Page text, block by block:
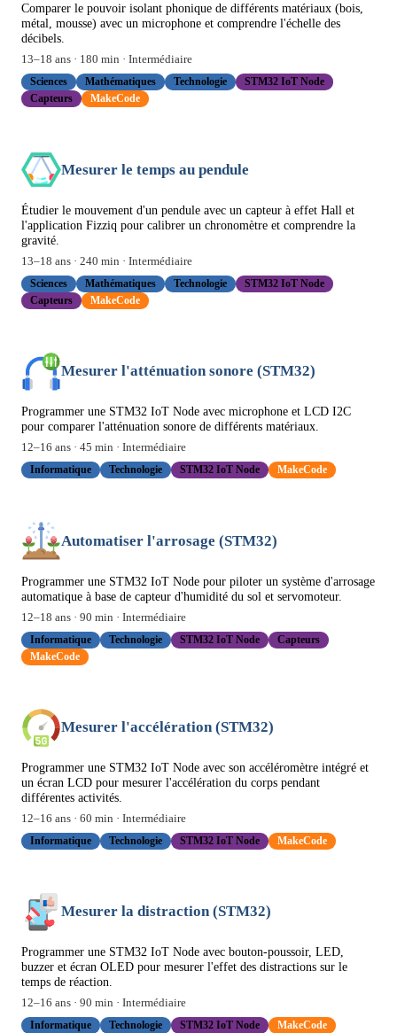
Comparer le pouvoir isolant phonique de différents matériaux (bois,
métal, mousse) avec un microphone et comprendre l'échelle des
décibels.
13–18 ans · 180 min · Intermédiaire
Sciences
Mathématiques Technologie
STM32 IoT Node
Capteurs
MakeCode
Mesurer le temps au pendule
Étudier le mouvement d'un pendule avec un capteur à effet Hall et
l'application Fizziq pour calibrer un chronomètre et comprendre la
gravité.
13–18 ans · 240 min · Intermédiaire
Sciences
Mathématiques Technologie
STM32 IoT Node
Capteurs
MakeCode
Mesurer l'atténuation sonore (STM32)
Programmer une STM32 IoT Node avec microphone et LCD I2C
pour comparer l'atténuation sonore de différents matériaux.
12–16 ans · 45 min · Intermédiaire
Informatique
Technologie STM32 IoT Node MakeCode
Automatiser l'arrosage (STM32)
Programmer une STM32 IoT Node pour piloter un système d'arrosage
automatique à base de capteur d'humidité du sol et servomoteur.
12–18 ans · 90 min · Intermédiaire
Informatique
Technologie STM32 IoT Node
Capteurs
MakeCode
Mesurer l'accélération (STM32)
Programmer une STM32 IoT Node avec son accéléromètre intégré et
un écran LCD pour mesurer l'accélération du corps pendant
différentes activités.
12–16 ans · 60 min · Intermédiaire
Informatique
Technologie STM32 IoT Node MakeCode
Mesurer la distraction (STM32)
Programmer une STM32 IoT Node avec bouton-poussoir, LED,
buzzer et écran OLED pour mesurer l'effet des distractions sur le
temps de réaction.
12–16 ans · 90 min · Intermédiaire
Informatique
Technologie STM32 IoT Node MakeCode